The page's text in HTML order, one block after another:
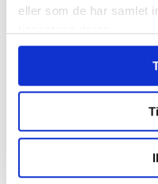
eller som de har samlet